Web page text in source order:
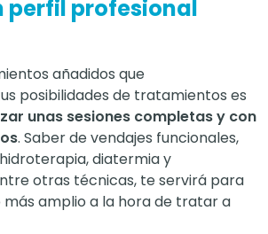
perfil profesional
añadidos que
posibilidades de tratamientos es
unas sesiones completas y con
. Saber de vendajes funcionales,
diatermia y
otras técnicas, te servirá para
amplio a la hora de tratar a